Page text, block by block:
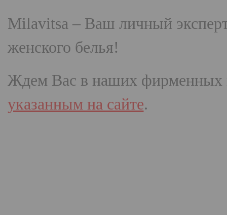
Milavitsa – Ваш личный
женского белья!
Ждем Вас в наших фирменных
указанным на сайте.